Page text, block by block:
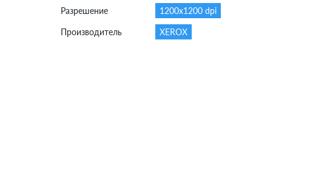
Разрешение 1200x1200 dpi
Производитель XEROX